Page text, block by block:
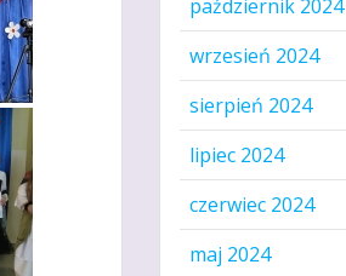
październik 2024
wrzesień 2024
sierpień 2024
lipiec 2024
czerwiec 2024
maj 2024